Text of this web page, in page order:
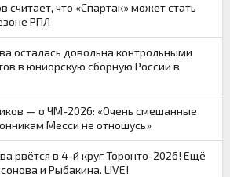
считает, что «Спартак» может стать
РПЛ
осталась довольна контрольными
в юниорскую сборную России в
— о ЧМ-2026: «Очень смешанные
Месси не отношусь»
рвётся в 4-й круг Торонто-2026! Ещё
и Рыбакина. LIVE!